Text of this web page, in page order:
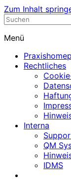
Zum Inhalt
Nephrologische
Menü
Rechtliches
Interna
QM
IDMS